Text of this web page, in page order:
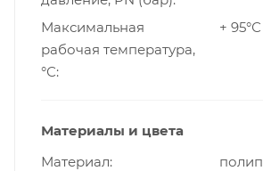
Максимальная
рабочая температура,
°С
+ 95°С
Материалы и цвета
Материал